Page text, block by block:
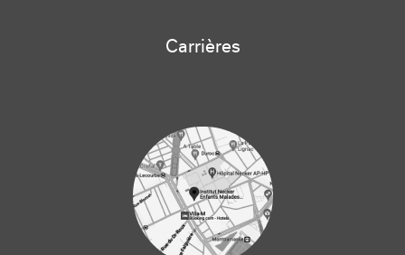
Carrières